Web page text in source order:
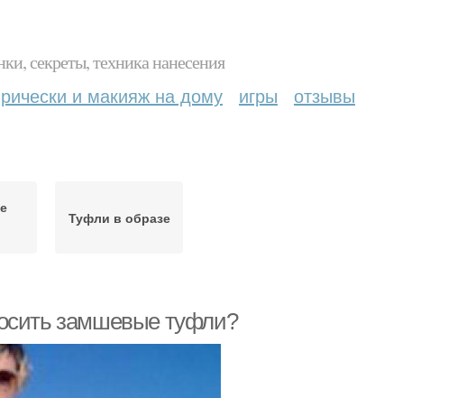
секреты, техника нанесения
и макияж на дому игры отзывы
Туфли в образе
замшевые туфли?